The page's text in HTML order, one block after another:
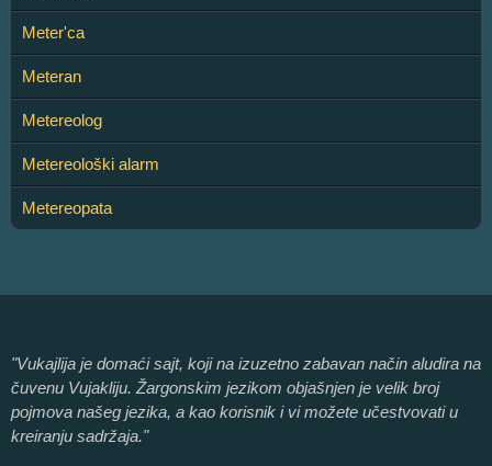
Meter'ca
Meteran
Metereolog
Metereološki alarm
Metereopata
"Vukajlija je domaći sajt, koji na izuzetno zabavan način aludira na
čuvenu Vujakliju. Žargonskim jezikom objašnjen je velik broj
pojmova našeg jezika, a kao korisnik i vi možete učestvovati u
kreiranju sadržaja."